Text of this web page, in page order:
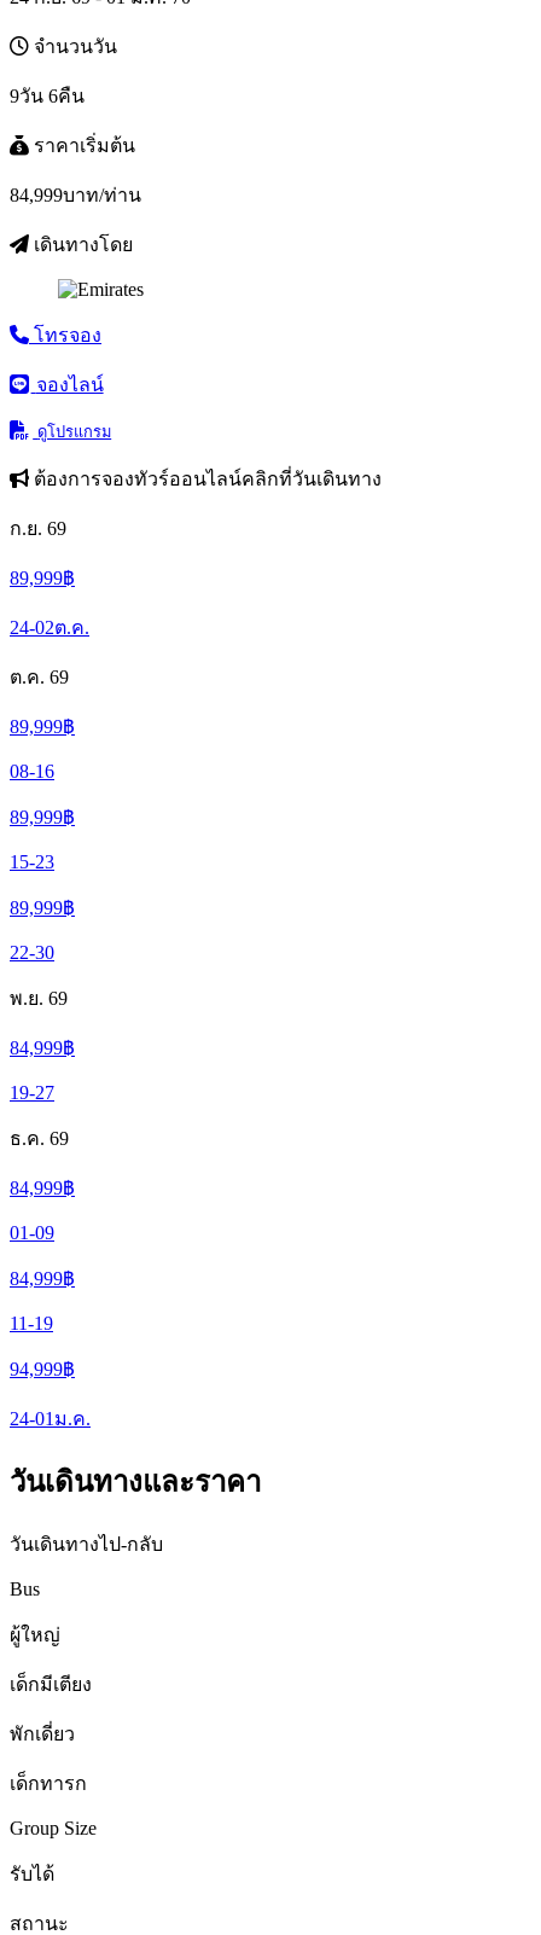
จำนวนวัน
9วัน 6คืน
ราคาเริ่มต้น
84,999บาท/ท่าน
เดินทางโดย
โทรจอง
จองไลน์
ดูโปรแกรม
ต้องการจองทัวร์ออนไลน์คลิกที่วันเดินทาง
ก.ย. 69
89,999฿
24-02ต.ค.
ต.ค. 69
89,999฿
08-16
89,999฿
15-23
89,999฿
22-30
พ.ย. 69
84,999฿
19-27
ธ.ค. 69
84,999฿
01-09
84,999฿
11-19
94,999฿
24-01 ม.ค.
วันเดินทางและราคา
วันเดินทางไป-กลับ
Bus
ผู้ใหญ่
เด็กมีเตียง
พักเดี่ยว
เด็กทารก
Group Size
รับได้
สถานะ